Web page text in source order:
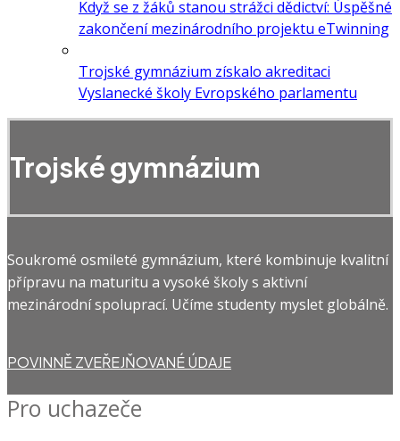
Když se z žáků stanou strážci dědictví: Úspěšné
zakončení mezinárodního projektu eTwinning
Trojské gymnázium získalo akreditaci
Vyslanecké školy Evropského parlamentu
Trojské gymnázium
Soukromé osmileté gymnázium, které kombinuje kvalitní
přípravu na maturitu a vysoké školy s aktivní
mezinárodní spoluprací. Učíme studenty myslet globálně.
POVINNĚ ZVEŘEJŇOVANÉ ÚDAJE
Pro uchazeče